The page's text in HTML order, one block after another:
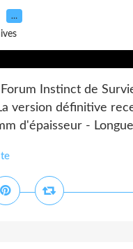
…
Instinct de
version définitive
d'épaisseur -